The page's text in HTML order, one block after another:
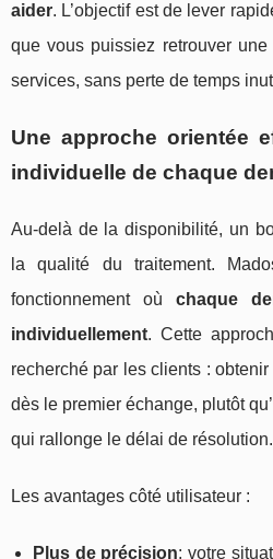
aider. L’objectif est de lever
que vous puissiez retrouver
services, sans perte de temps
Une approche orientée
individuelle de chaque
Au-delà de la disponibilité, un
la qualité du traitement.
fonctionnement où chaque
individuellement. Cette
recherché par les clients :
dès le premier échange, plutôt
qui rallonge le délai de résolution.
Les avantages côté utilisateur :
Plus de précision: votre